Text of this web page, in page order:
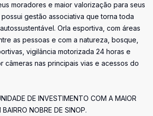
moradores e maior valorização para seus
gestão associativa que torna toda
Orla esportiva, com áreas
as pessoas e com a natureza, bosque,
vigilância motorizada 24 horas e
câmeras nas principais vias e acessos do
DE INVESTIMENTO COM A MAIOR
NOBRE DE SINOP.